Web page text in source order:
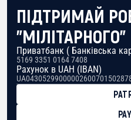
ПІДТРИМАЙ
"МІЛІТАРНОГО"
Приватбанк ( Банківська
5169 3351 0164 7408
Рахунок в UAH (IBAN)